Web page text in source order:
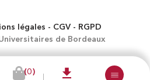
(0)
légales CGV
RGPD
de Bordeaux